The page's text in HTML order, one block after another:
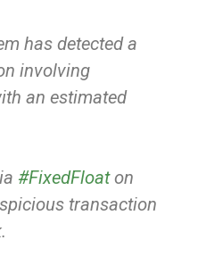
has detected a
involving
an estimated
#FixedFloaton
transaction